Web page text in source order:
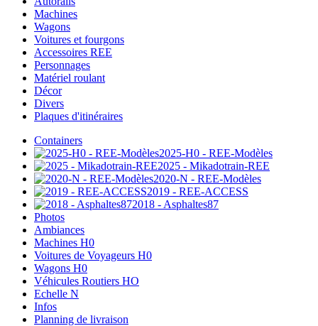
Machines
Wagons
Voitures et fourgons
Accessoires REE
Personnages
Matériel roulant
Décor
Divers
Plaques d'itinéraires
Containers
2025-H0 - REE-Modèles
2025 - Mikadotrain-REE
2020-N - REE-Modèles
2019 - REE-ACCESS
2018 - Asphaltes87
Photos
Ambiances
Machines H0
Voitures de Voyageurs H0
Wagons H0
Véhicules Routiers HO
Echelle N
Infos
Planning de livraison